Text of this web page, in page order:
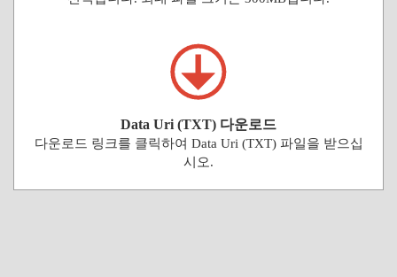
Data Uri (TXT) 다운로드
다운로드 링크를 클릭하여 Data Uri (TXT) 파일을 받으십
시오.